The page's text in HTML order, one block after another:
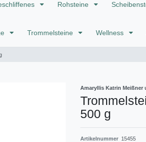
Rohsteine
Trommelsteine Wellness
Amaryllis Katrin Meißner
500 g
Artikelnummer 15455